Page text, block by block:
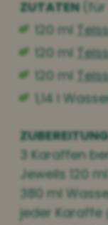
ZUTATEN
120 ml
120 ml
120 ml
1,14 l
3 Karaffen
Jeweils 120
380 ml
jeder Karaffe